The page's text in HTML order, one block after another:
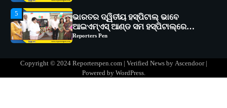
1
ସୋଆ ପକ୍ଷରୁ ରାୱେ କାର୍ଯ୍ୟକ୍ରମ ଅଧୀନରେ
୧୧ଟି ଗ୍ରାମରେ ୧୬ଟି କୃଷକ ପ୍ରଶିକ୍ଷଣ
କାର୍ଯ୍ୟକ୍ରମ ଆୟୋଜିତ
Reporters Pen
ବିଶ୍ୱବିଦ୍ୟାଳୟର ସଫଳତା, ଉତ୍କର୍ଷତା ଓ
ଅଗ୍ରଗତିର ସ୍ମୃତିଚାରଣ
Reporters Pen
Copyright © 2024 Reporterspen.com | Verified News by Ascendoor|
Powered by WordPress.